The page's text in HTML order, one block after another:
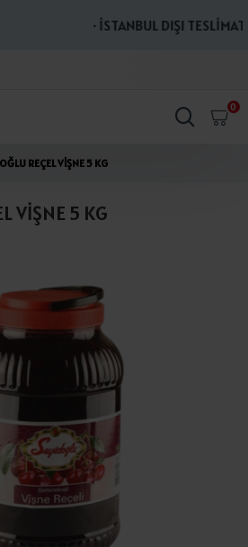
· İSTANBUL DIŞI
0
REÇEL VİŞNE 5 KG
VİŞNE 5 KG